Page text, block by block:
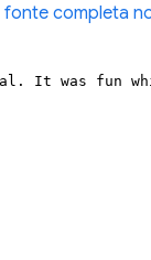
fonte completa